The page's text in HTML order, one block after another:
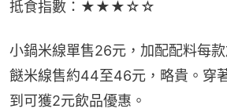
抵食指數：★★★☆☆
小鍋米線單售26元，加配配料每
餸米線售約44至46元，略貴。穿
到可獲2元飲品優惠。